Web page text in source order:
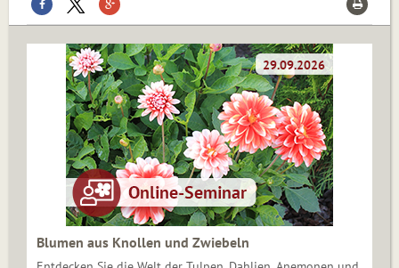
Blumen aus Knollen und Zwiebeln